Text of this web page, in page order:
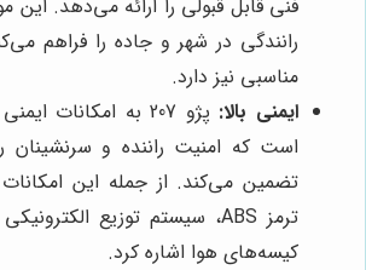
فنی قابل قبولی را ارائه می‌دهد. این
رانندگی در شهر و جاده را فراهم
مناسبی نیز دارد.
ایمنی بالا:
پژو 207 به امکانات
است که امنیت راننده و سرنشینان
تضمین می‌کند. از جمله این
کیسه‌های هوا اشاره کرد.